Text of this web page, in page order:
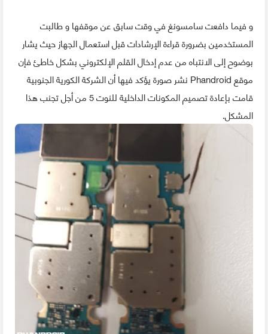
و فيما دافعت سامسونغ في وقت سابق عن موقفها و طالبت
المستخدمين بضرورة قراءة الإرشادات قبل استعمال الجهاز حيث يشار
بوضوح إلى الانتباه من عدم إدخال القلم الإلكتروني بشكل خاطئ فإن
موقع Phandroid نشر صورة يؤكد فيها أن الشركة الكورية الجنوبية
قامت بإعادة تصميم المكونات الداخلية للنوت 5 من أجل تجنب هذا
المشكل.